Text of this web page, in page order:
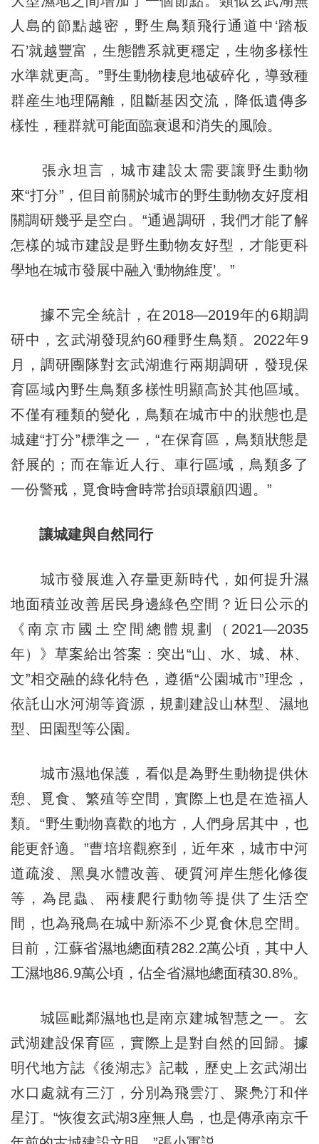
人島的節點越密，野生鳥類飛行通道中‘踏板
石’就越豐富，生態體系就更穩定，生物多樣性
水準就更高。”野生動物棲息地破碎化，導致種
群産生地理隔離，阻斷基因交流，降低遺傳多
樣性，種群就可能面臨衰退和消失的風險。
張永坦言，城市建設太需要讓野生動物
來“打分”，但目前關於城市的野生動物友好度相
關調研幾乎是空白。“通過調研，我們才能了解
怎樣的城市建設是野生動物友好型，才能更科
學地在城市發展中融入‘動物維度’。”
據不完全統計，在2018—2019年的6期調
研中，玄武湖發現約60種野生鳥類。2022年9
月，調研團隊對玄武湖進行兩期調研，發現保
育區域內野生鳥類多樣性明顯高於其他區域。
不僅有種類的變化，鳥類在城市中的狀態也是
城建“打分”標準之一，“在保育區，鳥類狀態是
舒展的；而在靠近人行、車行區域，鳥類多了
一份警戒，覓食時會時常抬頭環顧四週。”
讓城建與自然同行
城市發展進入存量更新時代，如何提升濕
地面積並改善居民身邊綠色空間？近日公示的
《南京市國土空間總體規劃（2021—2035
年）》草案給出答案：突出“山、水、城、林、
文”相交融的綠化特色，遵循“公園城市”理念，
依託山水河湖等資源，規劃建設山林型、濕地
型、田園型等公園。
城市濕地保護，看似是為野生動物提供休
憩、覓食、繁殖等空間，實際上也是在造福人
類。“野生動物喜歡的地方，人們身居其中，也
能更舒適。”曹培培觀察到，近年來，城市中河
道疏浚、黑臭水體改善、硬質河岸生態化修復
等，為昆蟲、兩棲爬行動物等提供了生活空
間，也為飛鳥在城中新添不少覓食休息空間。
目前，江蘇省濕地總面積282.2萬公頃，其中人
工濕地86.9萬公頃，佔全省濕地總面積30.8%。
城區毗鄰濕地也是南京建城智慧之一。玄
武湖建設保育區，實際上是對自然的回歸。據
明代地方誌《後湖志》記載，歷史上玄武湖出
水口處就有三汀，分別為飛雲汀、聚鳧汀和伴
星汀。“恢復玄武湖3座無人島，也是傳承南京千